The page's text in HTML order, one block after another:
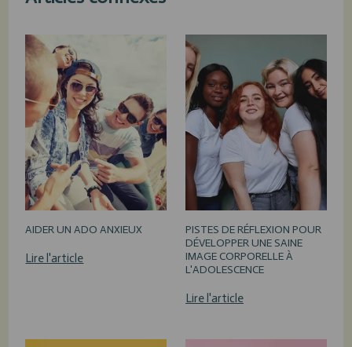
AIDER UN ADO ANXIEUX
Lire l'article
PISTES DE RÉFLEXION POUR
DÉVELOPPER UNE SAINE
IMAGE CORPORELLE À
L'ADOLESCENCE
Lire l'article